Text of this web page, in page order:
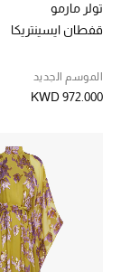
المكياج
العناية بالبشرة
مستحضرات
العناية بالشعر
الصحة والعافية
تولر مارمو
قفطان ايسينتريكا
الموسم الجديد
KWD 972.000